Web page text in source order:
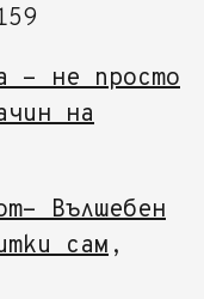
- не просто
на
Вълшебен
сам,